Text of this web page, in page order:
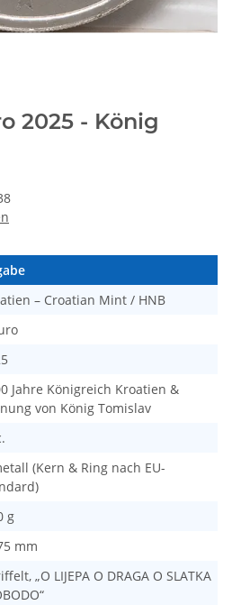
2025 - König
– Croatian Mint / HNB
Jahre Königreich Kroatien &
von König Tomislav
(Kern & Ring nach EU-
g
mm
„O LIJEPA O DRAGA O SLATKA